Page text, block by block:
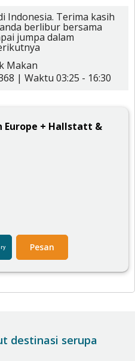
Indonesia. Terima kasih
berlibur bersama
jumpa dalam
Makan
| Waktu 03:25 - 16:30
Europe + Hallstatt &
Pesan
destinasi serupa